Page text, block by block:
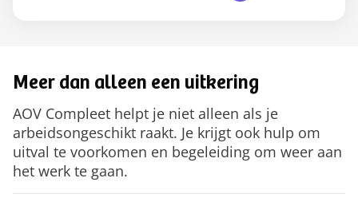
Meer dan alleen een uitkering
AOV Compleet helpt je niet alleen als je
arbeidsongeschikt raakt. Je krijgt ook hulp om
uitval te voorkomen en begeleiding om weer aan
het werk te gaan.